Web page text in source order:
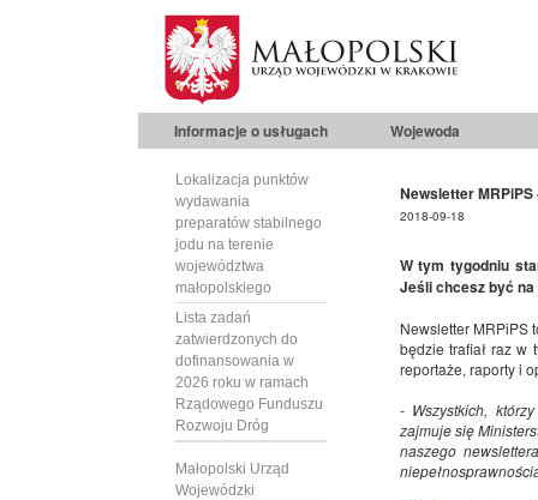
Informacje o usługach Wojewoda
Lokalizacja punktów
wydawania
preparatów stabilnego
jodu na terenie
województwa
małopolskiego
Lista zadań
zatwierdzonych do
dofinansowania w
2026 roku w ramach
Rządowego Funduszu
Rozwoju Dróg
Małopolski Urząd
Wojewódzki
Newsletter
2018-09-18
W tym tygodniu
Jeśli chcesz być
Newsletter MRPiPS
będzie trafiał raz w
reportaże, raporty i
- Wszystkich,
zajmuje się
naszego